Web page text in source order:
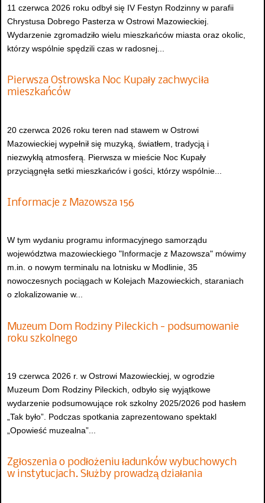
11 czerwca 2026 roku odbył się IV Festyn Rodzinny w parafii
Chrystusa Dobrego Pasterza w Ostrowi Mazowieckiej.
Wydarzenie zgromadziło wielu mieszkańców miasta oraz okolic,
którzy wspólnie spędzili czas w radosnej...
Pierwsza Ostrowska Noc Kupały zachwyciła
mieszkańców
20 czerwca 2026 roku teren nad stawem w Ostrowi
Mazowieckiej wypełnił się muzyką, światłem, tradycją i
niezwykłą atmosferą. Pierwsza w mieście Noc Kupały
przyciągnęła setki mieszkańców i gości, którzy wspólnie...
Informacje z Mazowsza 156
W tym wydaniu programu informacyjnego samorządu
województwa mazowieckiego "Informacje z Mazowsza" mówimy
m.in. o nowym terminalu na lotnisku w Modlinie, 35
nowoczesnych pociągach w Kolejach Mazowieckich, staraniach
o zlokalizowanie w...
Muzeum Dom Rodziny Pileckich - podsumowanie
roku szkolnego
19 czerwca 2026 r. w Ostrowi Mazowieckiej, w ogrodzie
Muzeum Dom Rodziny Pileckich, odbyło się wyjątkowe
wydarzenie podsumowujące rok szkolny 2025/2026 pod hasłem
„Tak było”. Podczas spotkania zaprezentowano spektakl
„Opowieść muzealna”...
Zgłoszenia o podłożeniu ładunków wybuchowych
w instytucjach. Służby prowadzą działania